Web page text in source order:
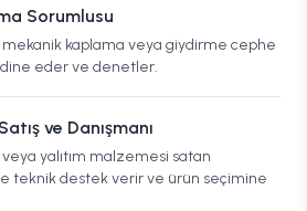
Sorumlusu
mekanik kaplama veya giydirme cephe
eder ve denetler.
ve Danışmanı
yalıtım malzemesi satan
teknik destek verir ve ürün seçimine